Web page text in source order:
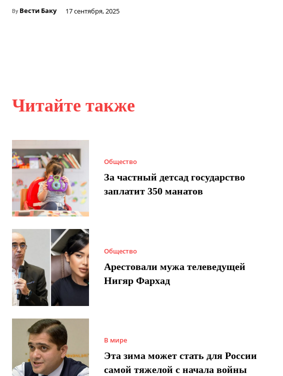
By Вести Баку 17 сентября, 2025
Читайте также
Общество
За частный детсад государство
заплатит 350 манатов
Общество
Арестовали мужа телеведущей
Нигяр Фархад
В мире
Эта зима может стать для России
самой тяжелой с начала войны